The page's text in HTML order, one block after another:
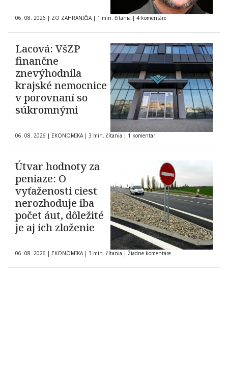
06. 08. 2026 | ZO ZAHRANIČIA | 1 min. čítania | 4 komentáre
Lacová: VšZP
finančne
znevýhodnila
krajské nemocnice
v porovnaní so
súkromnými
06. 08. 2026 | EKONOMIKA | 3 min. čítania | 1 komentár
Útvar hodnoty za
peniaze: O
vyťaženosti ciest
nerozhoduje iba
počet áut, dôležité
je aj ich zloženie
06. 08. 2026 | EKONOMIKA | 3 min. čítania | Žiadne komentáre